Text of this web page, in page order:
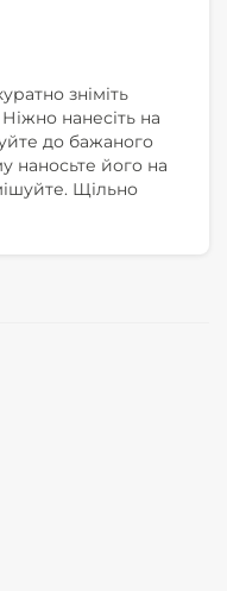
зніміть
нанесіть на
до бажаного
наносьте його на
Щільно